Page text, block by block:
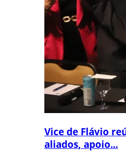
Vice de Flávio
aliados, apoio...